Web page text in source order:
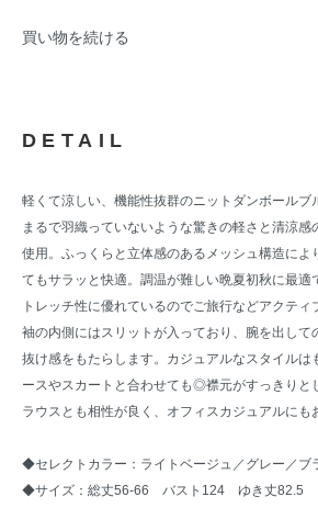
買い物を続ける
DETAIL
軽くて涼しい、機能性抜群のニットダンボールブ
まるで羽織っていないような驚きの軽さと清涼感
使用。ふっくらと立体感のあるメッシュ構造によ
てもサラッと快適。調温が難しい晩夏初秋に最適
トレッチ性に優れているのでご旅行などアクティ
袖の内側にはスリットが入っており、腕を出して
抜け感をもたらします。カジュアルなスタイルは
ースやスカートと合わせても◎襟元がすっきりと
ラウスとも相性が良く、オフィスカジュアルにも
◆セレクトカラー：ライトベージュ／グレー／ブ
◆サイズ：総丈56-66 バスト124 ゆき丈82.5